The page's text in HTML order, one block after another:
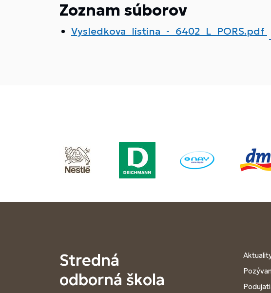
Zoznam súborov
Vysledkova_listina_-_6402_L_PORS.pdf
Stredná
odborná škola